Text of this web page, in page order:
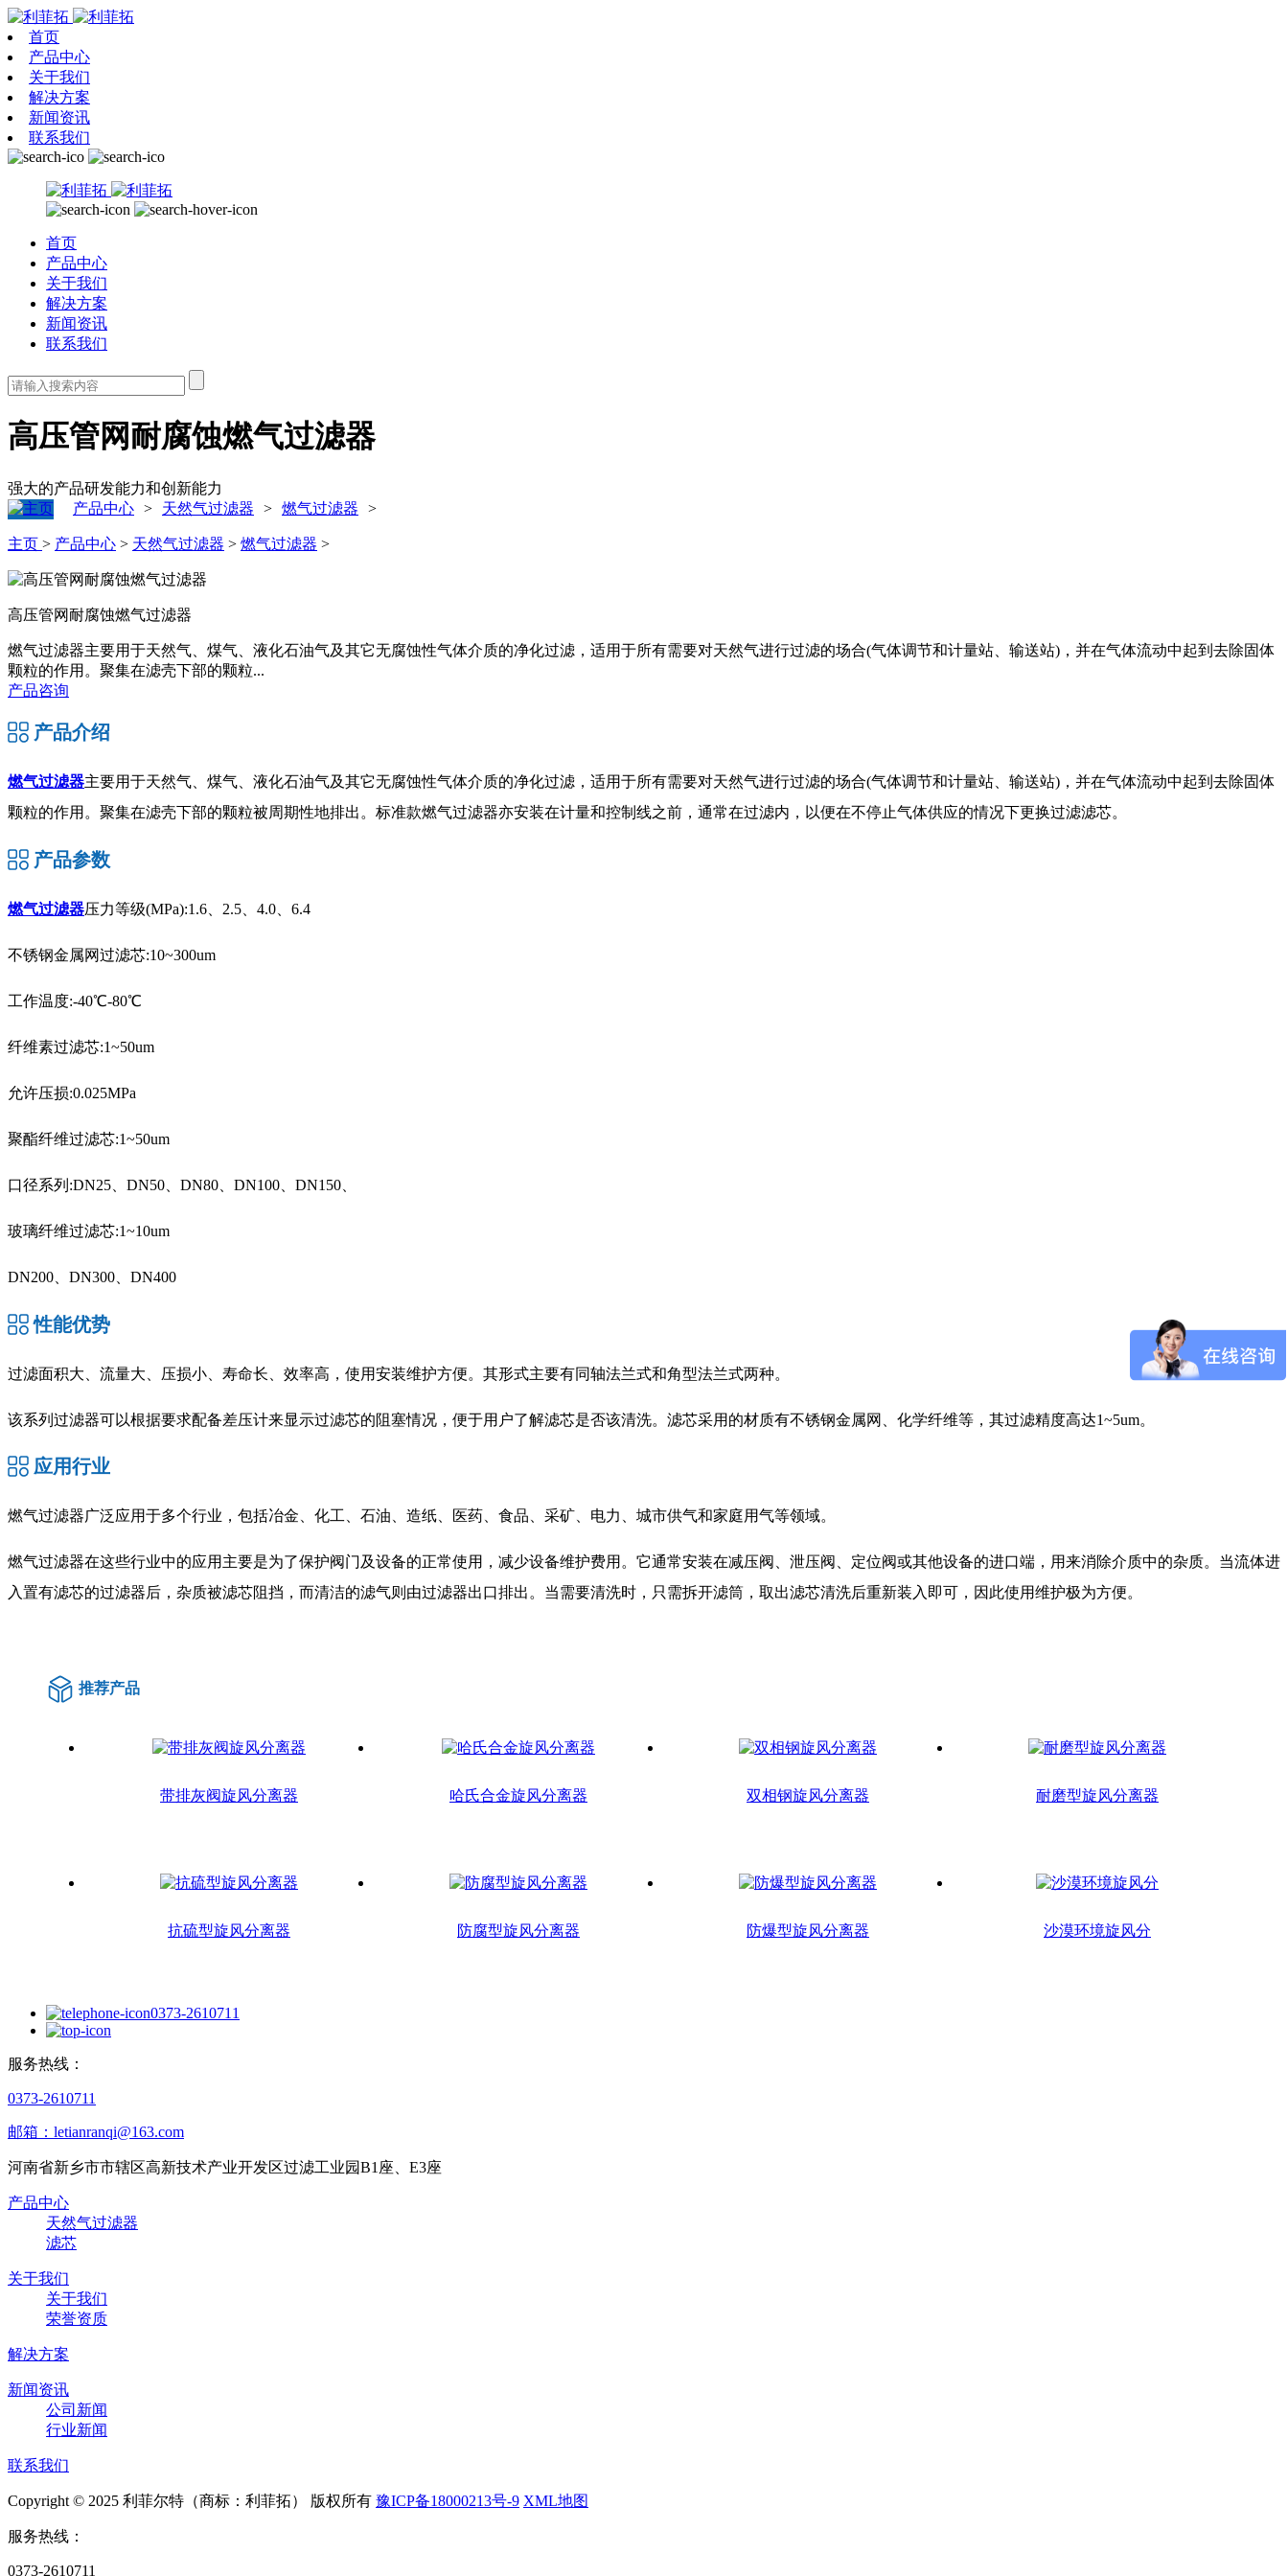
首页
产品中心
关于我们
解决方案
新闻资讯
联系我们
首页
产品中心
关于我们
解决方案
新闻资讯
联系我们
高压管网耐腐蚀燃气过滤器
强大的产品研发能力和创新能力
产品中心 > 天然气过滤器 > 燃气过滤器 >
主页 > 产品中心 > 天然气过滤器 > 燃气过滤器 >
高压管网耐腐蚀燃气过滤器
燃气过滤器主要用于天然气、煤气、液化石油气及其它无腐蚀性气体介质的净化过滤，适用于所有需要对天然气进行过滤的场合(气体调节和计量站、输送站)，并在气体流动中起到去除固体
颗粒的作用。聚集在滤壳下部的颗粒...
产品咨询
产品介绍
燃气过滤器主要用于天然气、煤气、液化石油气及其它无腐蚀性气体介质的净化过滤，适用于所有需要对天然气进行过滤的场合(气体调节和计量站、输送站)，并在气体流动中起到去除固体
颗粒的作用。聚集在滤壳下部的颗粒被周期性地排出。标准款燃气过滤器亦安装在计量和控制线之前，通常在过滤内，以便在不停止气体供应的情况下更换过滤滤芯。
产品参数
燃气过滤器压力等级(MPa):1.6、2.5、4.0、6.4
不锈钢金属网过滤芯:10~300um
工作温度:-40℃-80℃
纤维素过滤芯:1~50um
允许压损:0.025MPa
聚酯纤维过滤芯:1~50um
口径系列:DN25、DN50、DN80、DN100、DN150、
玻璃纤维过滤芯:1~10um
DN200、DN300、DN400
性能优势
过滤面积大、流量大、压损小、寿命长、效率高，使用安装维护方便。其形式主要有同轴法兰式和角型法兰式两种。
该系列过滤器可以根据要求配备差压计来显示过滤芯的阻塞情况，便于用户了解滤芯是否该清洗。滤芯采用的材质有不锈钢金属网、化学纤维等，其过滤精度高达1~5um。
应用行业
燃气过滤器广泛应用于多个行业，包括冶金、化工、石油、造纸、医药、食品、采矿、电力、城市供气和家庭用气等领域。
燃气过滤器在这些行业中的应用主要是为了保护阀门及设备的正常使用，减少设备维护费用。它通常安装在减压阀、泄压阀、定位阀或其他设备的进口端，用来消除介质中的杂质。当流体进
入置有滤芯的过滤器后，杂质被滤芯阻挡，而清洁的滤气则由过滤器出口排出。当需要清洗时，只需拆开滤筒，取出滤芯清洗后重新装入即可，因此使用维护极为方便。
推荐产品
带排灰阀旋风分离器 哈氏合金旋风分离器 双相钢旋风分离器 耐磨型旋风分离器
抗硫型旋风分离器 防腐型旋风分离器 防爆型旋风分离器 沙漠环境旋风分
0373-2610711
服务热线：
0373-2610711
邮箱：letianranqi@163.com
河南省新乡市市辖区高新技术产业开发区过滤工业园B1座、E3座
产品中心
天然气过滤器
滤芯
关于我们
关于我们
荣誉资质
解决方案
新闻资讯
公司新闻
行业新闻
联系我们
Copyright © 2025 利菲尔特（商标：利菲拓） 版权所有 豫ICP备18000213号-9 XML地图
服务热线：
0373-2610711